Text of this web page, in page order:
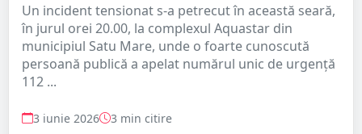
Un incident tensionat s-a petrecut în această seară,
în jurul orei 20.00, la complexul Aquastar din
municipiul Satu Mare, unde o foarte cunoscută
persoană publică a apelat numărul unic de urgență
112 ...
3 iunie 2026 3 min citire